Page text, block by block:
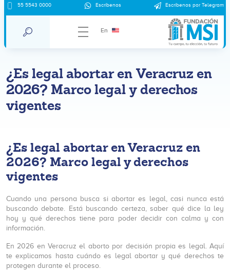
55 5543 0000 Escríbenos Escríbenos por Telegram
En
¿Es legal abortar en Veracruz en
2026? Marco legal y derechos
vigentes
¿Es legal abortar en Veracruz en
2026? Marco legal y derechos
vigentes
Cuando una persona busca si abortar es legal, casi nunca está
buscando debate. Está buscando certeza, saber qué dice la ley
hoy y qué derechos tiene para poder decidir con calma y con
información.
En 2026 en Veracruz el aborto por decisión propia es legal. Aquí
te explicamos hasta cuándo es legal abortar y qué derechos te
protegen durante el proceso.